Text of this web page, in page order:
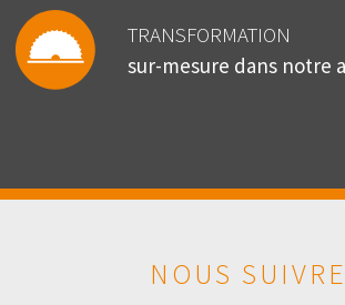
TRANSFORMATION
sur-mesure dans notre
NOUS SUIVRE